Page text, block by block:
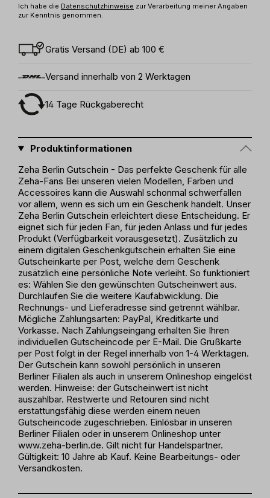
Ich habe die Datenschutzhinweise zur Verarbeitung meiner Angaben
zur Kenntnis genommen.
Gratis Versand (DE) ab 100 €
Versand innerhalb von 2 Werktagen
14 Tage Rückgaberecht
Produktinformationen
Zeha Berlin Gutschein - Das perfekte Geschenk für alle
Zeha-Fans Bei unseren vielen Modellen, Farben und
Accessoires kann die Auswahl schonmal schwerfallen
vor allem, wenn es sich um ein Geschenk handelt. Unser
Zeha Berlin Gutschein erleichtert diese Entscheidung. Er
eignet sich für jeden Fan, für jeden Anlass und für jedes
Produkt (Verfügbarkeit vorausgesetzt). Zusätzlich zu
einem digitalen Geschenkgutschein erhalten Sie eine
Gutscheinkarte per Post, welche dem Geschenk
zusätzlich eine persönliche Note verleiht. So funktioniert
es: Wählen Sie den gewünschten Gutscheinwert aus.
Durchlaufen Sie die weitere Kaufabwicklung. Die
Rechnungs- und Lieferadresse sind getrennt wählbar.
Mögliche Zahlungsarten: PayPal, Kreditkarte und
Vorkasse. Nach Zahlungseingang erhalten Sie Ihren
individuellen Gutscheincode per E-Mail. Die Grußkarte
per Post folgt in der Regel innerhalb von 1-4 Werktagen.
Der Gutschein kann sowohl persönlich in unseren
Berliner Filialen als auch in unserem Onlineshop eingelöst
werden. Hinweise: der Gutscheinwert ist nicht
auszahlbar. Restwerte und Retouren sind nicht
erstattungsfähig diese werden einem neuen
Gutscheincode zugeschrieben. Einlösbar in unseren
Berliner Filialen oder in unserem Onlineshop unter
www.zeha-berlin.de. Gilt nicht für Handelspartner.
Gültigkeit: 10 Jahre ab Kauf. Keine Bearbeitungs- oder
Versandkosten.